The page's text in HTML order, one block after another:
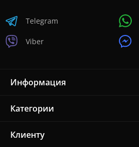
Telegram
Viber
Информация
Категории
Клиенту